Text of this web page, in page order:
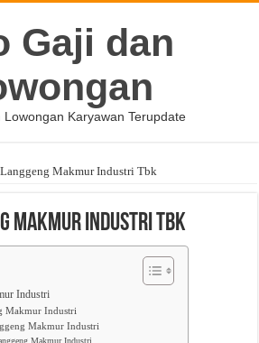
Gaji dan
Lowongan Karyawan Terupdate
Makmur Industri Tbk
Makmur Industri Tbk
Industri
Makmur Industri
Makmur Industri
Makmur Industri